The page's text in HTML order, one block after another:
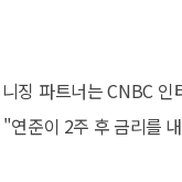
징 파트너는 CNBC
준이 2주 후 금리를